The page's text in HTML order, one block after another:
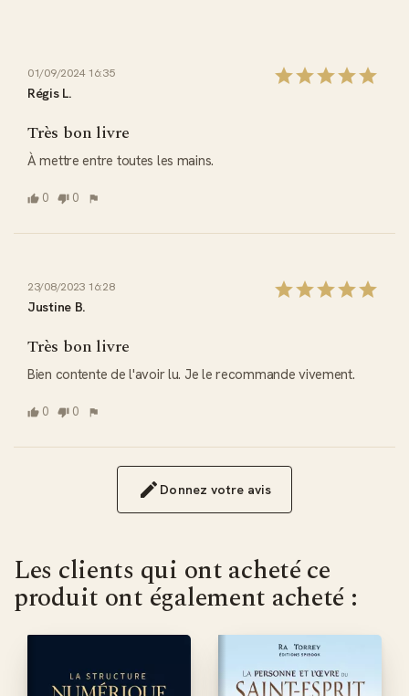
01/09/2024 16:35
Régis L.
Très bon livre
À mettre entre toutes les mains.
0 0
23/08/2023 16:28
Justine B.
Très bon livre
Bien contente de l'avoir lu. Je le recommande vivement.
0 0
Donnez votre avis
Les clients qui ont acheté ce
produit ont également acheté :